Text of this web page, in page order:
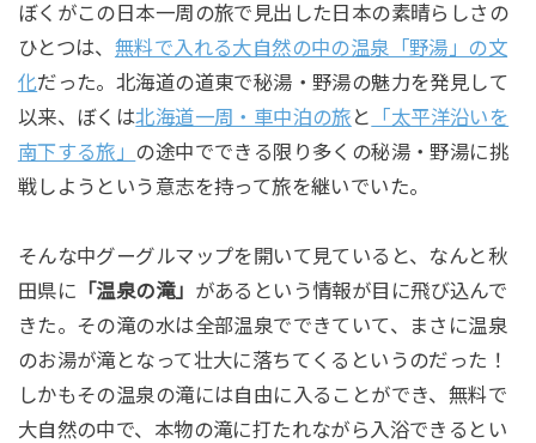
ぼくがこの日本一周の旅で見出した日本の素晴らしさの
ひとつは、 無料で入れる大自然の中の温泉「野湯」の文
化だった。北海道の道東で秘湯・野湯の魅力を発見して
以来、ぼくは北海道一周・車中泊の旅 と
「太平洋沿いを
南下する旅」 の途中でできる限り多くの秘湯・野湯に挑
戦しようという意志を持って旅を継いでいた。
そんな中グーグルマップを開いて見ていると、なんと秋
田県に 「温泉の滝」 があるという情報が目に飛び込んで
きた。その滝の水は全部温泉でできていて、まさに温泉
のお湯が滝となって壮大に落ちてくるというのだった！
しかもその温泉の滝には自由に入ることができ、無料で
大自然の中で、本物の滝に打たれながら入浴できるとい